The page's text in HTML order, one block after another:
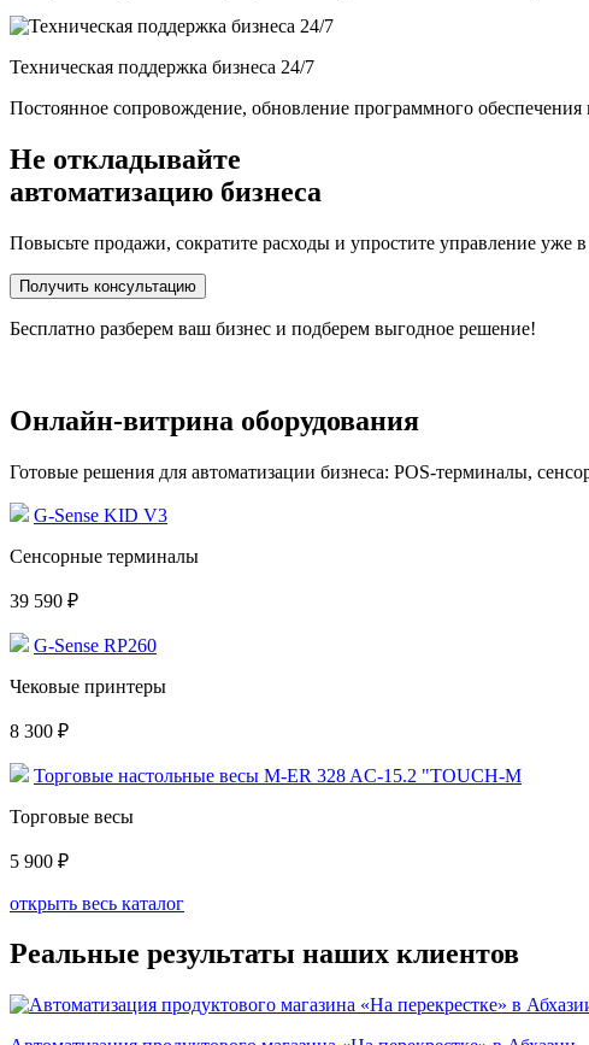
Техническая поддержка бизнеса 24/7
Постоянное сопровождение, обновление программного обеспечения
Не откладывайте
автоматизацию бизнеса
Повысьте продажи, сократите расходы и упростите управление уже
Получить консультацию
Бесплатно разберем ваш бизнес и подберем выгодное решение!
Онлайн-витрина оборудования
Готовые решения для автоматизации бизнеса: POS-терминалы,
G-Sense KID V3
Сенсорные терминалы
39 590 ₽
G-Sense RP260
Чековые принтеры
8 300 ₽
Торговые настольные весы M-ER 328 AC-15.2 "TOUCH-M
Торговые весы
5 900 ₽
открыть весь каталог
Реальные результаты наших клиентов